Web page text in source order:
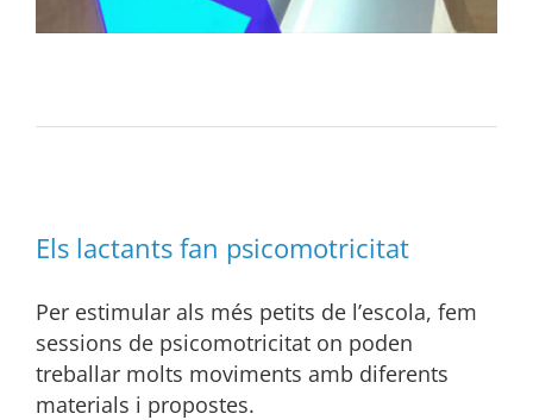
Els lactants fan psicomotricitat
Per estimular als més petits de l’escola, fem
sessions de psicomotricitat on poden
treballar molts moviments amb diferents
materials i propostes.